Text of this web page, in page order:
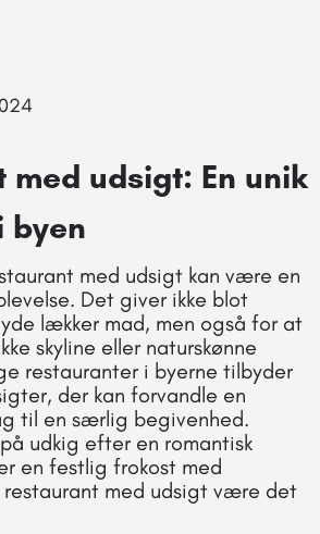
med udsigt: En unik
byen
med udsigt kan være en
Det giver ikke blot
lækker mad, men også for at
skyline eller naturskønne
restauranter i byerne tilbyder
der kan forvandle en
til en særlig begivenhed.
udkig efter en romantisk
en festlig frokost med
restaurant med udsigt være det